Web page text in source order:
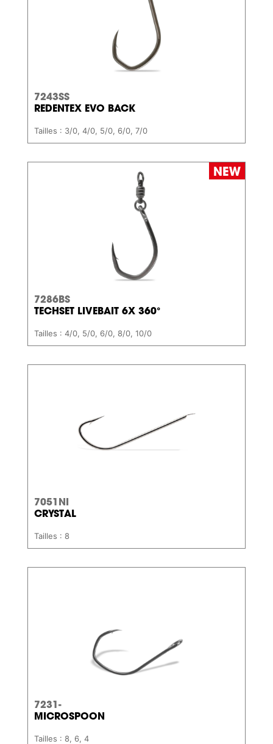
7243SS
REDENTEX EVO BACK
Tailles : 3/0, 4/0, 5/0, 6/0, 7/0
7286BS
TECHSET LIVEBAIT 6X 360°
Tailles : 4/0, 5/0, 6/0, 8/0, 10/0
7051NI
CRYSTAL
Tailles : 8
7231-
MICROSPOON
Tailles : 8, 6, 4